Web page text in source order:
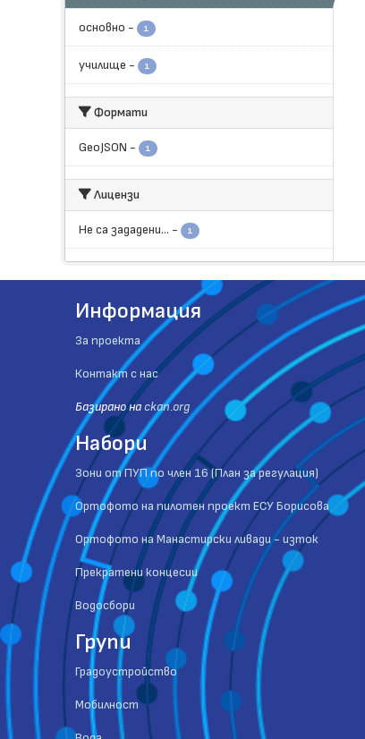
основно - 1
училище - 1
Формати
GeoJSON - 1
Лицензи
Не са зададени... - 1
Информация
За проекта
Контакт с нас
Базиранo на ckan.org
Набори
Зони от ПУП по член 16 (План за регулация)
Ортофото на пилотен проект ЕСУ Борисова
Ортофото на Манастирски ливади - изток
Прекратени концесии
Водосбори
Групи
Градоустройство
Мобилност